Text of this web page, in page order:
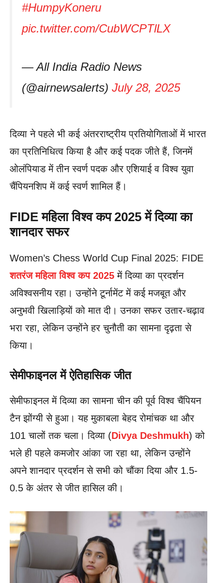
#HumpyKoneru
pic.twitter.com/CubWCPTlLX
— All India Radio News
(@airnewsalerts) July 28, 2025
दिव्या ने पहले भी कई अंतरराष्ट्रीय प्रतियोगिताओं में भारत
का प्रतिनिधित्व किया है और कई पदक जीते हैं, जिनमें
ओलंपियाड में तीन स्वर्ण पदक और एशियाई व विश्व युवा
चैंपियनशिप में कई स्वर्ण शामिल हैं।
FIDE महिला विश्व कप 2025 में दिव्या का
शानदार सफर
Women’s Chess World Cup Final 2025: FIDE
शतरंज महिला विश्व कप 2025 में दिव्या का प्रदर्शन
अविश्वसनीय रहा। उन्होंने टूर्नामेंट में कई मजबूत और
अनुभवी खिलाड़ियों को मात दी। उनका सफर उतार-चढ़ाव
भरा रहा, लेकिन उन्होंने हर चुनौती का सामना दृढ़ता से
किया।
सेमीफाइनल में ऐतिहासिक जीत
सेमीफाइनल में दिव्या का सामना चीन की पूर्व विश्व चैंपियन
टैन झोंग्यी से हुआ। यह मुकाबला बेहद रोमांचक था और
101 चालों तक चला। दिव्या (Divya Deshmukh) को
भले ही पहले कमजोर आंका जा रहा था, लेकिन उन्होंने
अपने शानदार प्रदर्शन से सभी को चौंका दिया और 1.5-
0.5 के अंतर से जीत हासिल की।